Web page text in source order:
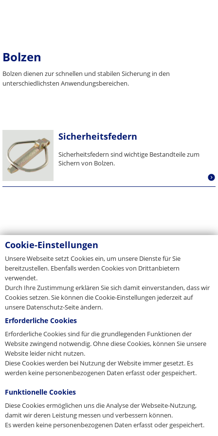
Bolzen
Bolzen dienen zur schnellen und stabilen Sicherung in den
unterschiedlichsten Anwendungsbereichen.
Sicherheitsfedern
Sicherheitsfedern sind wichtige Bestandteile zum
Sichern von Bolzen.
Cookie-Einstellungen
Unsere Webseite setzt Cookies ein, um unsere Dienste für Sie
bereitzustellen. Ebenfalls werden Cookies von Drittanbietern
verwendet.
Durch Ihre Zustimmung erklären Sie sich damit einverstanden, dass wir
Cookies setzen. Sie können die Cookie-Einstellungen jederzeit auf
unsere Datenschutz-Seite ändern.
Erforderliche Cookies
Erforderliche Cookies sind für die grundlegenden Funktionen der
Website zwingend notwendig. Ohne diese Cookies, können Sie unsere
Website leider nicht nutzen.
Diese Cookies werden bei Nutzung der Website immer gesetzt. Es
werden keine personenbezogenen Daten erfasst oder gespeichert.
Funktionelle Cookies
Diese Cookies ermöglichen uns die Analyse der Webseite-Nutzung,
damit wir deren Leistung messen und verbessern können.
Es werden keine personenbezogenen Daten erfasst oder gespeichert.